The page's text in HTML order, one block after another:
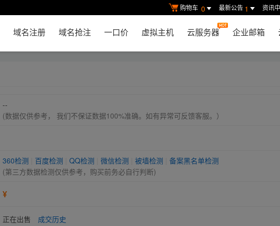
购物车 0 最新公告 1 资讯
域名注册 域名抢注 一口价 虚拟主机 云服务器 企业邮箱
--
(数据仅供参考， 我们不保证数据100%准确。如有异常可反馈客服。）
360检测 百度检测 QQ检测 微信检测 被墙检测
备案黑名单检测
(第三方数据检测仅供参考，购买前务必自行判断)
¥
正在出售 成交历史